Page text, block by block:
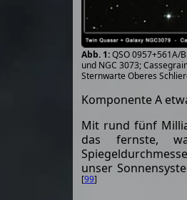
QSO 0957+561A/
und NGC 3073;
Sternwarte Oberes
Komponente A
Mit rund fünf
das fernste,
unser
[99]